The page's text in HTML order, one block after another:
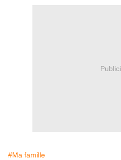
#Ma famille